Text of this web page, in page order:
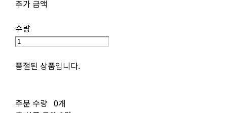
추가 금액
수량
품절된 상품입니다.
주문 수량 0개